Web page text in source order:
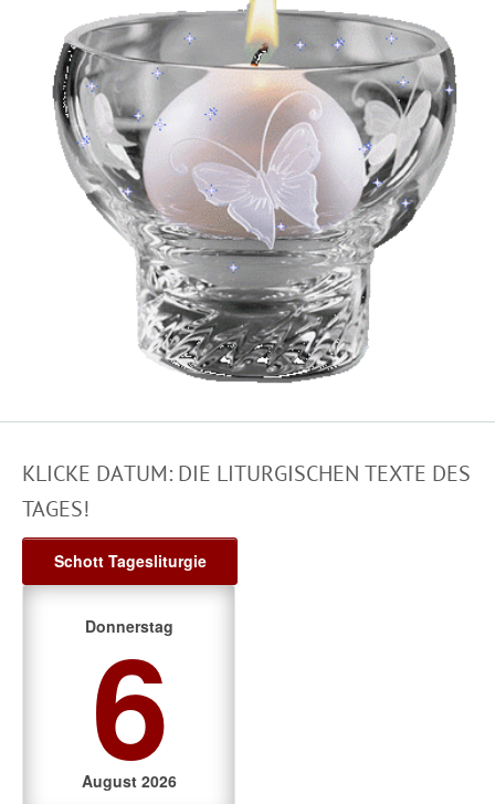
KLICKE DATUM: DIE LITURGISCHEN TEXTE DES
TAGES!
Schott Tagesliturgie
Donnerstag
6
August 2026